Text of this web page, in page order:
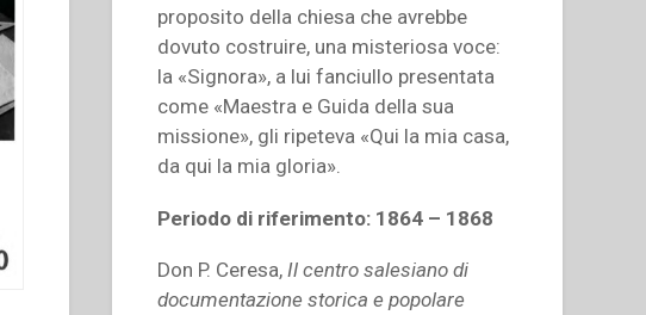
proposito della chiesa che avrebbe
dovuto costruire, una misteriosa voce:
la «Signora», a lui fanciullo presentata
come «Maestra e Guida della sua
missione», gli ripeteva «Qui la mia casa,
da qui la mia gloria».
Periodo di riferimento: 1864 – 1868
Don P. Ceresa,Il centro salesiano di
documentazione storica e popolare